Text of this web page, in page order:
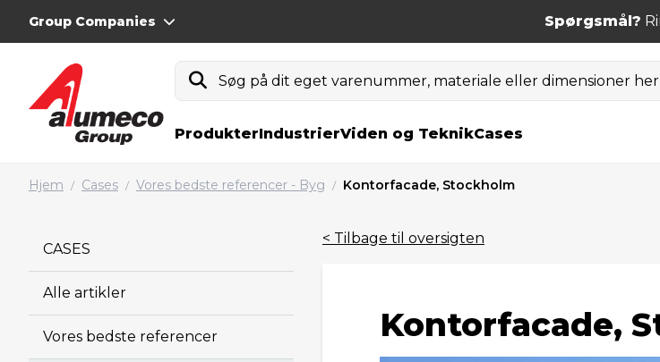
Group Companies Spørgsmål?
Søg på dit eget varenummer, materiale eller dimensioner her
ProdukterIndustrierViden og TeknikCases
Hjem / Cases / Vores bedste referencer - Byg / Kontorfacade, Stockholm
CASES
Alle artikler
Vores bedste referencer
< Tilbage til oversigten
Kontorfacade,